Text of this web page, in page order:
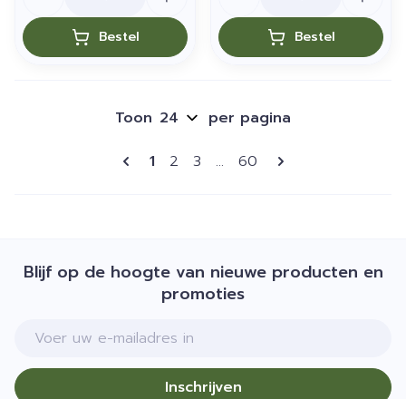
Bestel Bestel
Pagina's
U lees momenteel pagina
1 Pagina
2 Pagina
3 ... Pagina
60
Toon per pagina
Blijf op de hoogte van nieuwe producten en
promoties
E-mail adres
Inschrijven